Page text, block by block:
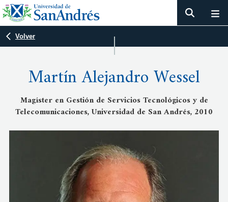
Volver
Martín Alejandro Wessel
Magíster en Gestión de Servicios Tecnológicos y de
Telecomunicaciones, Universidad de San Andrés, 2010